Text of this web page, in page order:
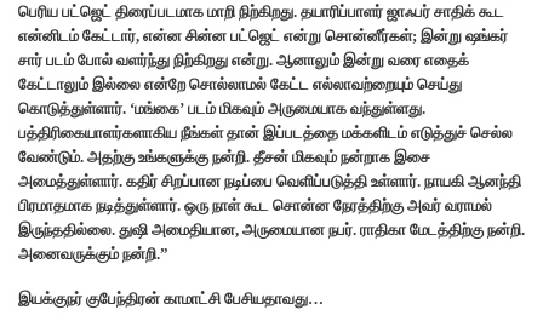
பெரிய பட்ஜெட் திரைப்படமாக மாறி நிற்கிறது. தயாரிப்பாளர் ஜாஃபர் சாதிக் கூட
என்னிடம் கேட்டார், என்ன சின்ன பட்ஜெட் என்று சொன்னீர்கள்; இன்று ஷங்கர்
சார் படம் போல் வளர்ந்து நிற்கிறது என்று. ஆனாலும் இன்று வரை எதைக்
கேட்டாலும் இல்லை என்றே சொல்லாமல் கேட்ட எல்லாவற்றையும் செய்து
கொடுத்துள்ளார். ‘மங்கை’ படம் மிகவும் அருமையாக வந்துள்ளது.
பத்திரிகையாளர்களாகிய நீங்கள் தான் இப்படத்தை மக்களிடம் எடுத்துச் செல்ல
வேண்டும். அதற்கு உங்களுக்கு நன்றி. தீசன் மிகவும் நன்றாக இசை
அமைத்துள்ளார். கதிர் சிறப்பான நடிப்பை வெளிப்படுத்தி உள்ளார். நாயகி ஆனந்தி
பிரமாதமாக நடித்துள்ளார். ஒரு நாள் கூட சொன்ன நேரத்திற்கு அவர் வராமல்
இருந்ததில்லை. துஷி அமைதியான, அருமையான நபர். ராதிகா மேடத்திற்கு நன்றி.
அனைவருக்கும் நன்றி.”
இயக்குநர் குபேந்திரன் காமாட்சி பேசியதாவது…